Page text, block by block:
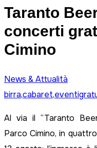
Taranto
concerti
Cimino
News & Attualità
birra,cabaret,
Al via il “Taranto
Parco Cimino, in